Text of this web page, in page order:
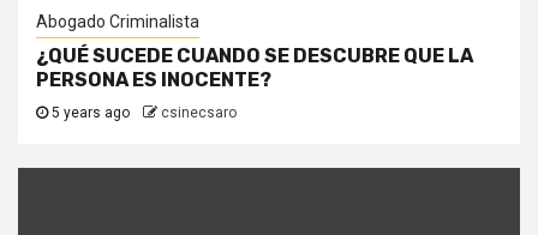
Abogado Criminalista
¿QUÉ SUCEDE CUANDO SE DESCUBRE QUE LA
PERSONA ES INOCENTE?
5 years ago csinecsaro